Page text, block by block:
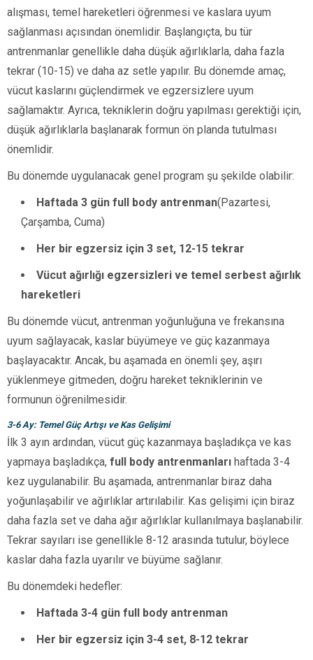
alışması, temel hareketleri öğrenmesi ve kaslara uyum
sağlanması açısından önemlidir. Başlangıçta, bu tür
antrenmanlar genellikle daha düşük ağırlıklarla, daha fazla
tekrar (10-15) ve daha az setle yapılır. Bu dönemde amaç,
vücut kaslarını güçlendirmek ve egzersizlere uyum
sağlamaktır. Ayrıca, tekniklerin doğru yapılması gerektiği için,
düşük ağırlıklarla başlanarak formun ön planda tutulması
önemlidir.
Bu dönemde uygulanacak genel program şu şekilde olabilir:
Haftada 3 gün full body antrenman(Pazartesi,
Çarşamba, Cuma)
Her bir egzersiz için 3 set, 12-15 tekrar
Vücut ağırlığı egzersizleri ve temel serbest ağırlık
hareketleri
Bu dönemde vücut, antrenman yoğunluğuna ve frekansına
uyum sağlayacak, kaslar büyümeye ve güç kazanmaya
başlayacaktır. Ancak, bu aşamada en önemli şey, aşırı
yüklenmeye gitmeden, doğru hareket tekniklerinin ve
formunun öğrenilmesidir.
3-6 Ay: Temel Güç Artışı ve Kas Gelişimi
İlk 3 ayın ardından, vücut güç kazanmaya başladıkça ve kas
yapmaya başladıkça, full body antrenmanları haftada 3-4
kez uygulanabilir. Bu aşamada, antrenmanlar biraz daha
yoğunlaşabilir ve ağırlıklar artırılabilir. Kas gelişimi için biraz
daha fazla set ve daha ağır ağırlıklar kullanılmaya başlanabilir.
Tekrar sayıları ise genellikle 8-12 arasında tutulur, böylece
kaslar daha fazla uyarılır ve büyüme sağlanır.
Bu dönemdeki hedefler:
Haftada 3-4 gün full body antrenman
Her bir egzersiz için 3-4 set, 8-12 tekrar